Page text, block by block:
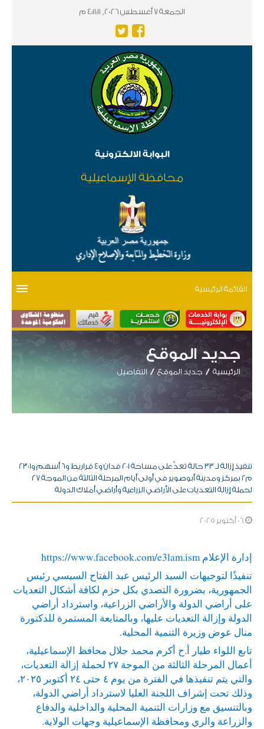
الجمعة 7 أغسطس 2026, 4:11:11 م
البوابة الالكترونية
محافظة الإسماعيلية
القائمة الرئيسية
جديد الموقع
الرئيسية جديد الموقع التفاصيل
تنفيذ إزالة لـ ٣٣ حالة تعدٍّ على مساحة ٢٠١ فدان و٤ قراريط و٦ أسهم و٢٣٠١
م٢ بمركز ومدينة أبوصوير في أولى أيام المرحلة الثالثة من الموجة ٢٧
لحملة إزالة التعديات على الأراضي الزراعية وأراضي أملاك الدولة
إدارة الإعلامhttps://www.facebook.com/e3lam.ism
تنفيذًا لتوجيهات السيد الرئيس عبد الفتاح السيسي رئيس
الجمهورية، بضرورة التصدي بكل حزم لكافة أشكال التعديات
على أراضي الدولة والأراضي الزراعية، واسترداد أراضي
الدولة وإزالة التعديات عليها، وبالمتابعة المستمرة للدكتورة
منال عوض وزيرة التنمية المحلية.
تابع اللواء طيار أ.ح أكرم محمد جلال محافظ الإسماعيلية،
أعمال المرحلة الثالثة من الموجة ٢٧ لحملة إزالة التعديات،
والتي يتم تنفيذها في الفترة من يوم ٤ حتى ٢٤ أكتوبر ٢٠٢٥،
وذلك تحت إشراف اللجنة العليا لاسترداد أراضي الدولة،
وبالتنسيق مع وزارات التنمية المحلية والداخلية والدفاع
والزراعة والري ومحافظة الإسماعيلية وجهات الولاية.